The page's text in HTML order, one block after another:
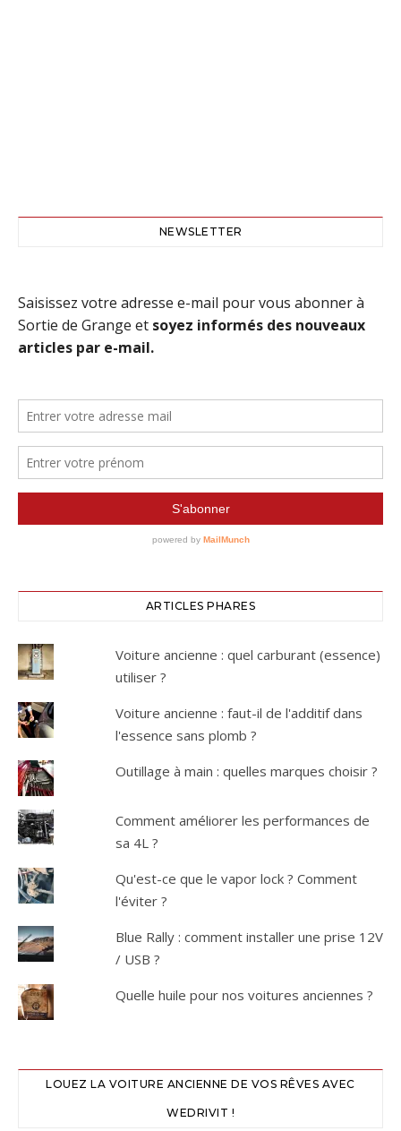
NEWSLETTER
ARTICLES PHARES
Voiture ancienne : quel carburant (essence)
utiliser ?
Voiture ancienne : faut-il de l'additif dans
l'essence sans plomb ?
Outillage à main : quelles marques choisir ?
Comment améliorer les performances de
sa 4L ?
Qu'est-ce que le vapor lock ? Comment
l'éviter ?
Blue Rally : comment installer une prise 12V
/ USB ?
Quelle huile pour nos voitures anciennes ?
LOUEZ LA VOITURE ANCIENNE DE VOS RÊVES AVEC
WEDRIVIT !